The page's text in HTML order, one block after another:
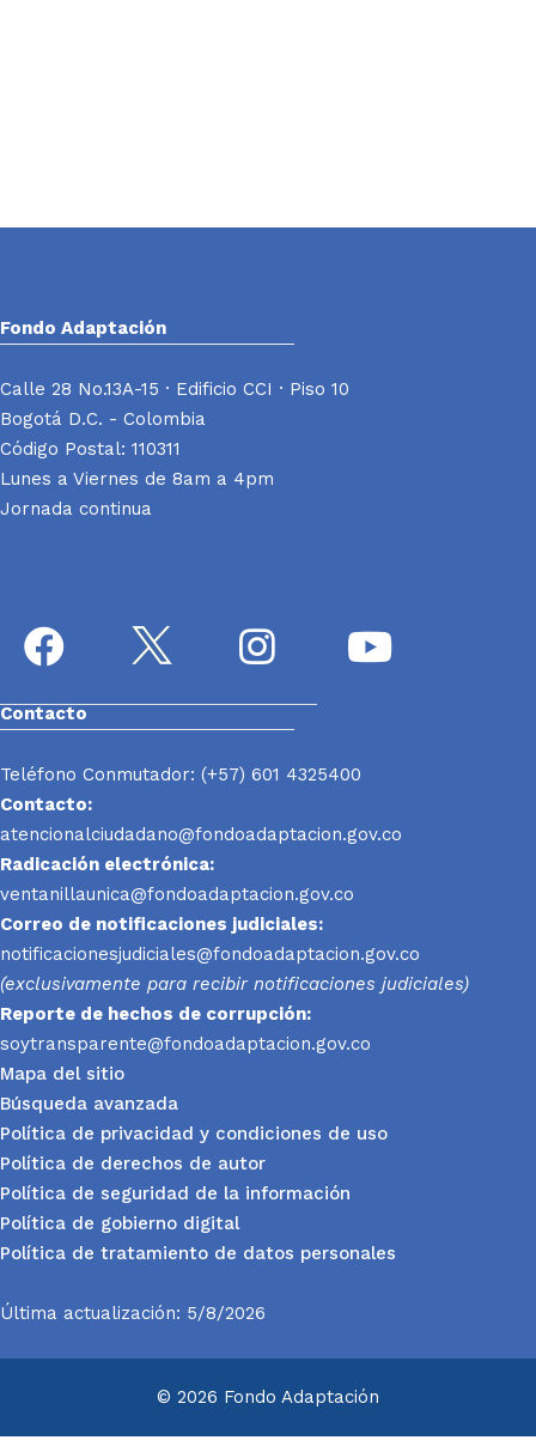
Fondo Adaptación
Calle 28 No.13A-15 · Edificio CCI · Piso 10
Bogotá D.C. - Colombia
Código Postal: 110311
Lunes a Viernes de 8am a 4pm
Jornada continua
Contacto
Teléfono Conmutador: (+57) 601 4325400
Contacto:
atencionalciudadano@fondoadaptacion.gov.co
Radicación electrónica:
ventanillaunica@fondoadaptacion.gov.co
Correo de notificaciones judiciales:
notificacionesjudiciales@fondoadaptacion.gov.co
(exclusivamente para recibir notificaciones judiciales)
Reporte de hechos de corrupción:
soytransparente@fondoadaptacion.gov.co
Mapa del sitio
Búsqueda avanzada
Política de privacidad y condiciones de uso
Política de derechos de autor
Política de seguridad de la información
Política de gobierno digital
Política de tratamiento de datos personales
Última actualización: 5/8/2026
© 2026 Fondo Adaptación